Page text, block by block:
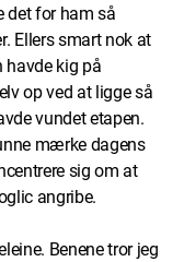
det for ham så
Ellers smart nok at
havde kig på
op ved at ligge så
vundet etapen.
mærke dagens
sig om at
angribe.
Benene tror jeg